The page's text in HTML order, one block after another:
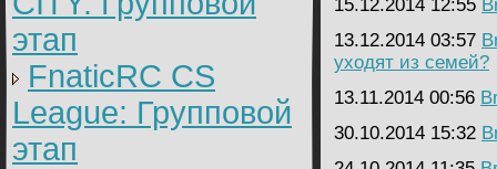
этап
FnaticRC CS
League: Групповой
этап
15.12.2014 12:55
13.12.2014 03:57
уходят из семей?
13.11.2014 00:56
30.10.2014 15:32